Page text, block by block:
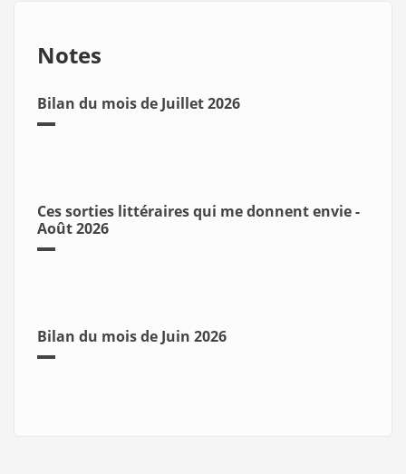
Notes
Bilan du mois de Juillet 2026
Ces sorties littéraires qui me donnent envie -
Août 2026
Bilan du mois de Juin 2026